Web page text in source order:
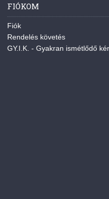
FIÓKOM
Fiók
Rendelés követés
GY.I.K. - Gyakran ismétlődő